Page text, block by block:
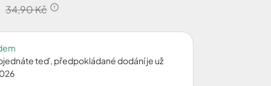
34,90 Kč
teď, předpokládané dodání je už